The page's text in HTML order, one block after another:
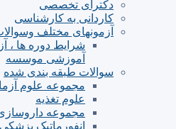
دکترای تخصصی
کاردانی به کارشناسی
آزمونهای مختلف
شرایط دوره ها ،
آموزشی موسسه
سوالات طبقه بندی شده
مجموعه علوم
علوم تغذیه
مجموعه
انفورماتیک پزشکی